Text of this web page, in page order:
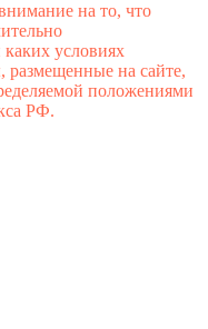
на то, что
условиях
на сайте,
положениями
РФ.